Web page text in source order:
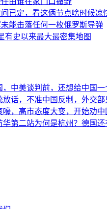
已定，看这俩节点啥时候凉
能击落任何一枚俄罗斯导弹
有史以来最大最密集地图
中美谈判前，还想给中国一
话，不准中国反制，外交
，高市态度大变，开始劝中
第二站为何是杭州？德国